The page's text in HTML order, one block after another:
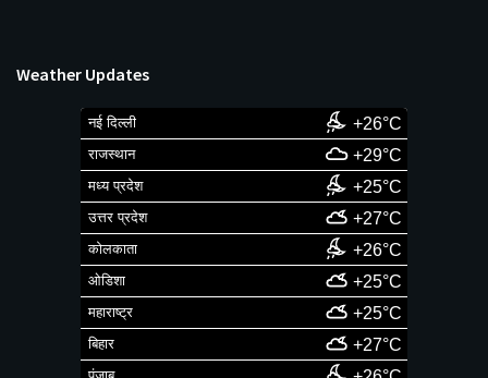
Weather Updates
नई दिल्ली +26°C
राजस्थान +29°C
मध्य प्रदेश +25°C
उत्तर प्रदेश +27°C
कोलकाता +26°C
ओडिशा +25°C
महाराष्ट्र +25°C
बिहार +27°C